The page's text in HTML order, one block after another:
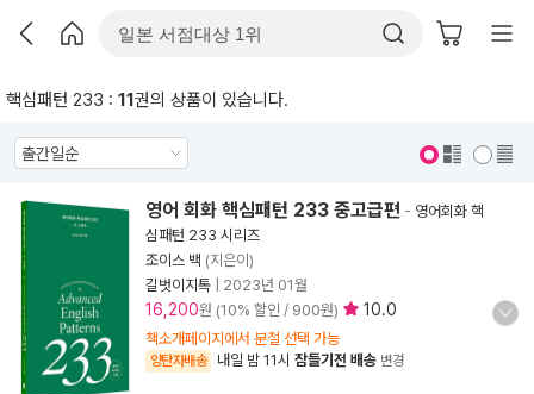
핵심패턴 233 : 11권의 상품이 있습니다.
영어 회화 핵심패턴 233 중고급편 - 영어회화 핵
심패턴 233 시리즈
조이스 백 (지은이)
길벗이지톡
2023년 01월
16,200원 (10% 할인 / 900원) 10.0
책소개페이지에서 분철 선택 가능
양탄자배송 내일 밤 11시 잠들기전 배송 변경